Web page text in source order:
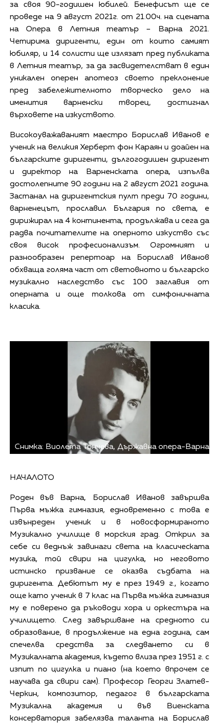
за своя 90-годишен юбилей. Бенефисът ще се
проведе на 9 август 2021г. от 21.00ч. на сцената
на Опера в Летния театър – Варна 2021.
Четирима диригенти, един от които самият
юбиляр, и 14 солисти ще излязат пред публиката
в Летния театър, за да засвидетелстват в един
уникален оперен апотеоз своето преклонение
пред забележителното творческо дело на
именития варненски творец, достигнал
върховете на изкуството.
Високоуважаваният маестро Борислав Иванов е
ученик на великия Херберт фон Караян и доайен на
българските диригенти, дългогодишен диригент
и директор на Варненската опера, изпълва
достолепните 90 години на 2 август 2021 година.
Застанал на диригентския пулт преди 70 години,
варненецът, прославил България по света, е
дирижирал на 4 континента, продължава и сега да
радва почитателите на оперното изкуство със
своя висок професионализъм. Огромният и
разнообразен репертоар на Борислав Иванов
обхваща голяма част от световното и българско
музикално наследство със 100 заглавия от
оперната и още толкова от симфоничната
класика.
Снимка: Виолета Тончева, Държавна опера-Варна
НАЧАЛОТО
Роден във Варна, Борислав Иванов завършва
Първа мъжка гимназия, едновременно с това e
извънреден ученик и в новосформираното
Музикално училище в морския град. Открил за
себе си веднъж завинаги света на класическата
музика, той свири на цигулка, но неговото
истинско призвание се оказва съдбата на
диригента. Дебютът му е през 1949 г., когато
още като ученик в 7 клас на Първа мъжка гимназия
му е поверено да ръководи хора и оркестъра на
училището. След завършване на средното си
образование, в продължение на една година, сам
спечелва средства за следването си в
Музикалната академия, където влиза през 1951 г. с
изпит по цигулка и пиано (на което впрочем се
научава да свири сам). Професор Георги Златев-
Черкин, композитор, педагог в българската
Музикална академия и във Виенската
консерватория забелязва таланта на Борислав